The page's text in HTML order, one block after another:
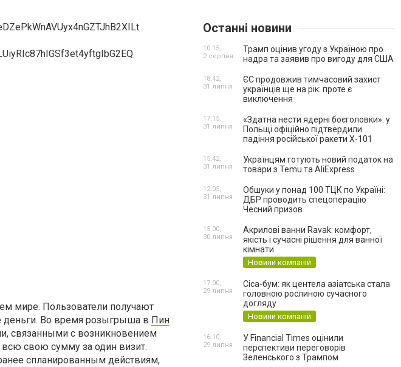
мире. Пользователи получают
деньги. Во время розыгрыша в Пин
связанными с возникновением
всю свою сумму за один визит.
спланированным действиям,
Останні новини
Трамп оцінив угоду з Україною про
надра та заявив про вигоду для США
10:15,
2 серпня
ЄС продовжив тимчасовий захист
українців ще на рік: проте є
виключення
18:42,
31 липня
«Здатна нести ядерні боєголовки»: у
Польщі офіційно підтвердили
падіння російської ракети Х-101
17:15,
31 липня
Українцям готують новий податок на
товари з Temu та AliExpress
15:42,
31 липня
Обшуки у понад 100 ТЦК по Україні:
ДБР проводить спецоперацію
Чесний призов
12:05,
31 липня
Акрилові ванни Ravak: комфорт,
якість і сучасні рішення для ванної
кімнати
Новини компаній
15:00,
30 липня
Cica-бум: як центела азіатська стала
головною рослиною сучасного
догляду
Новини компаній
17:00,
29 липня
У Financial Times оцінили
перспективи переговорів
Зеленського з Трампом
16:10,
29 липня